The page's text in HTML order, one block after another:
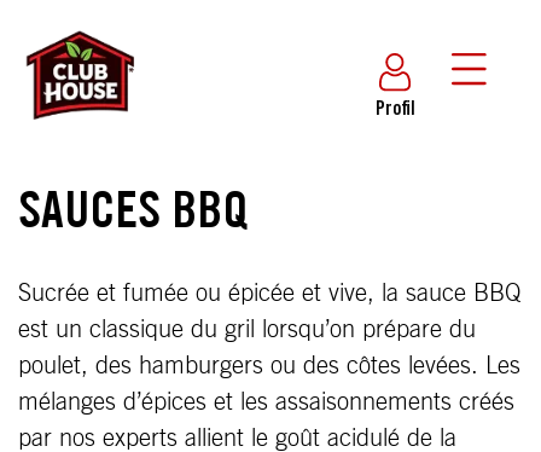
Profil
SAUCES BBQ
Sucrée et fumée ou épicée et vive, la sauce BBQ
est un classique du gril lorsqu’on prépare du
poulet, des hamburgers ou des côtes levées. Les
mélanges d’épices et les assaisonnements créés
par nos experts allient le goût acidulé de la